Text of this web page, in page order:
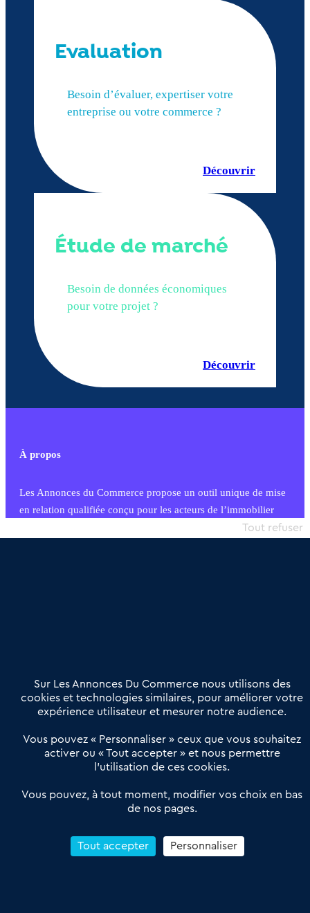
Evaluation
Besoin d’évaluer, expertiser votre
entreprise ou votre commerce ?
Découvrir
Étude de marché
Besoin de données économiques
pour votre projet ?
Découvrir
À propos
Les Annonces du Commerce propose un outil unique de mise
en relation qualifiée conçu pour les acteurs de l’immobilier
commercial et les collectivités territoriales, simple et intégrant
Offres Pro
Actualités
Qui sommes nous ?
Derniers articles
Réseau 3C : un partenaire national dédié aux transactions
Petitscommerces : Un partenariat au service du commerce de
proximité et des territoires
Reprendre un Restaurant Rapide
Sur Les Annonces Du Commerce nous utilisons des
cookies et technologies similaires, pour améliorer votre
expérience utilisateur et mesurer notre audience.
Vous pouvez « Personnaliser » ceux que vous souhaitez
activer ou « Tout accepter » et nous permettre
l’utilisation de ces cookies.
Vous pouvez, à tout moment, modifier vos choix en bas
de nos pages.
Tout accepter
Tout refuser
Personnaliser